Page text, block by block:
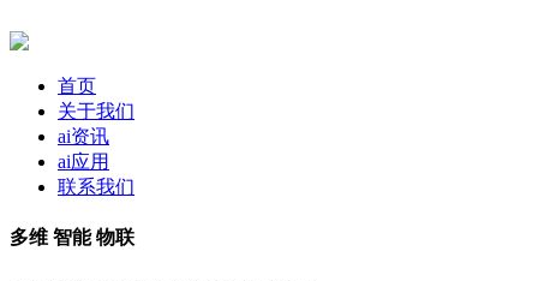
首页
关于我们
ai资讯
ai应用
联系我们
多维 智能 物联